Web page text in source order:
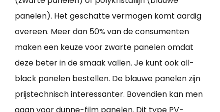
panelen). Het geschatte vermogen komt aardig
overeen. Meer dan 50% van de consumenten
maken een keuze voor zwarte panelen omdat
deze beter in de smaak vallen. Je kunt ook all-
black panelen bestellen. De blauwe panelen zijn
prijstechnisch interessanter. Bovendien kan men
gaan voor dunne-film panelen. Dit type PV-